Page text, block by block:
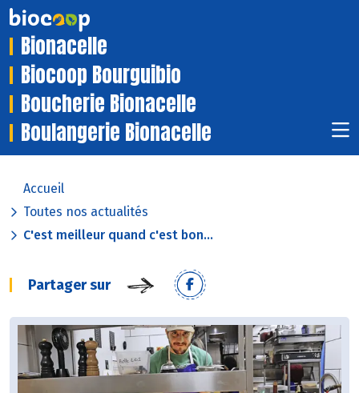
Bionacelle
Biocoop Bourguibio
Boucherie Bionacelle
Boulangerie Bionacelle
Accueil
Toutes nos actualités
C'est meilleur quand c'est bon...
Partager sur